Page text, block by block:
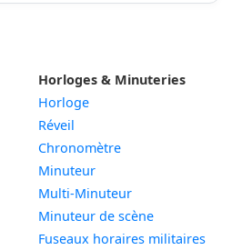
Dans 20
minutes
Horloges & Minuteries
Horloge
Réveil
Chronomètre
Minuteur
Multi-Minuteur
Minuteur de scène
Fuseaux horaires militaires